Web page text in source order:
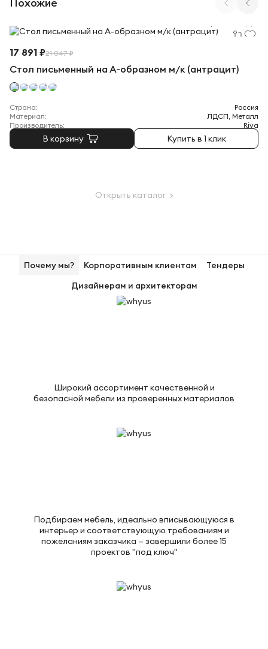
Похожие
Стол письменный на А-образном м/к (антрацит)
17 891 ₽21 047 ₽
В корзину Купить в 1 клик
Страна:
Россия
Материал:
ЛДСП, Металл
Производитель:
Riva
Открыть каталог >
Почему мы? Корпоративным клиентам
Тендеры
Дизайнерам и архитекторам
Широкий ассортимент качественной и
безопасной мебели из проверенных материалов
Подбираем мебель, идеально вписывающуюся в
интерьер и соответствующую требованиям и
пожеланиям заказчика — завершили более 15
проектов "под ключ"